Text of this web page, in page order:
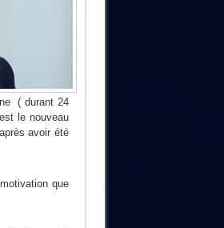
( durant 24
le nouveau
avoir été
que